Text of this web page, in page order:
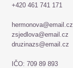
+420 461 741 171
hermonova@email.cz
zsjedlova@email.cz
druzinazs@email.cz
IČO: 709 89 893